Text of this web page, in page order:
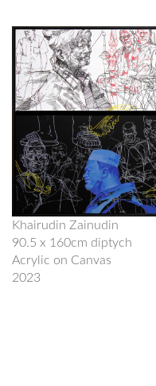
Khairudin Zainudin
90.5 x 160cm diptych
Acrylic on Canvas
2023